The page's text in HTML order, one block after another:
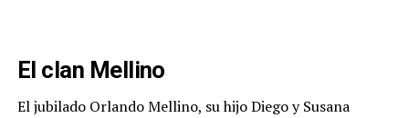
El clan Mellino
El jubilado Orlando Mellino, su hijo Diego y Susana